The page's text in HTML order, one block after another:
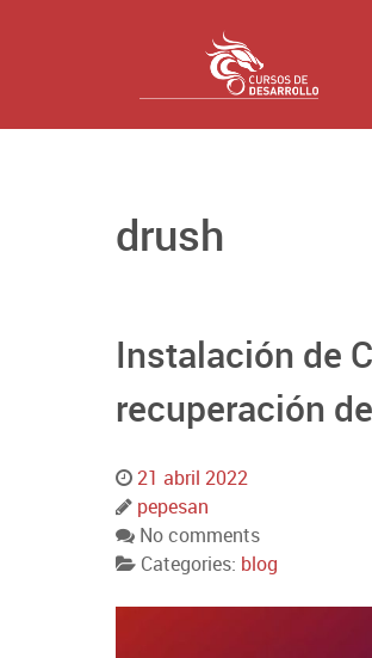
drush
Instalación de
recuperación
21 abril 2022
pepesan
No comments
Categories: blog